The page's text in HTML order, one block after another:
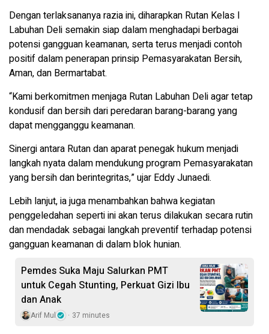
Dengan terlaksananya razia ini, diharapkan Rutan Kelas I
Labuhan Deli semakin siap dalam menghadapi berbagai
potensi gangguan keamanan, serta terus menjadi contoh
positif dalam penerapan prinsip Pemasyarakatan Bersih,
Aman, dan Bermartabat.
“Kami berkomitmen menjaga Rutan Labuhan Deli agar tetap
kondusif dan bersih dari peredaran barang-barang yang
dapat mengganggu keamanan.
Sinergi antara Rutan dan aparat penegak hukum menjadi
langkah nyata dalam mendukung program Pemasyarakatan
yang bersih dan berintegritas,” ujar Eddy Junaedi.
Lebih lanjut, ia juga menambahkan bahwa kegiatan
penggeledahan seperti ini akan terus dilakukan secara rutin
dan mendadak sebagai langkah preventif terhadap potensi
gangguan keamanan di dalam blok hunian.
Pemdes Suka Maju Salurkan PMT
untuk Cegah Stunting, Perkuat Gizi Ibu
dan Anak
Arif Mul 37 minutes